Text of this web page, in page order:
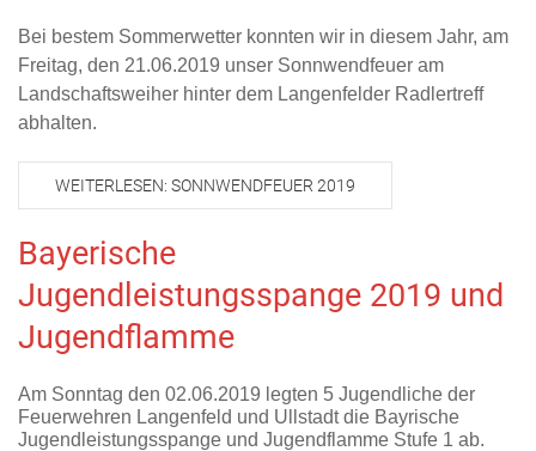
Bei bestem Sommerwetter konnten wir in diesem Jahr, am
Freitag, den 21.06.2019 unser Sonnwendfeuer am
Landschaftsweiher hinter dem Langenfelder Radlertreff
abhalten.
WEITERLESEN: SONNWENDFEUER 2019
Bayerische
Jugendleistungsspange 2019 und
Jugendflamme
Am Sonntag den 02.06.2019 legten 5 Jugendliche der
Feuerwehren Langenfeld und Ullstadt die Bayrische
Jugendleistungsspange und Jugendflamme Stufe 1 ab.